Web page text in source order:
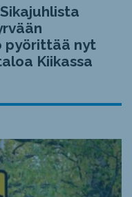
pyörittää nyt
Kiikassa